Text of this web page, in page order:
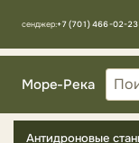
Мессенджер:+7 (701) 466-02-23
Море-Река
Антидроновые